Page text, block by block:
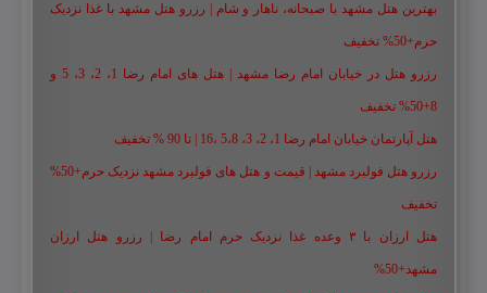
بهترین هتل مشهد با صبحانه، ناهار و شام | رزرو هتل مشهد با غذا نزدیک
حرم+50% تخفیف
رزرو هتل در خیابان امام رضا مشهد | هتل‌ های امام رضا 1، 2، 3، 5 و
8+50% تخفیف
هتل آپارتمان خیابان امام رضا 1، 2، 3، 5،8 ،16 | تا 90 % تخفیف
رزرو هتل فولبرد مشهد | قیمت و هتل های فولبرد مشهد نزدیک حرم+50%
تخفیف
هتل ارزان با ۳ وعده غذا نزدیک حرم امام رضا | رزرو هتل ارزان
مشهد+50%